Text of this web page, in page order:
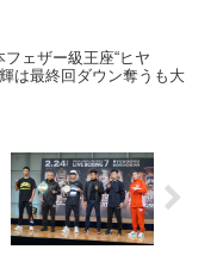
ェザー級王座“ヒヤ
は最終回ダウン奪うも大